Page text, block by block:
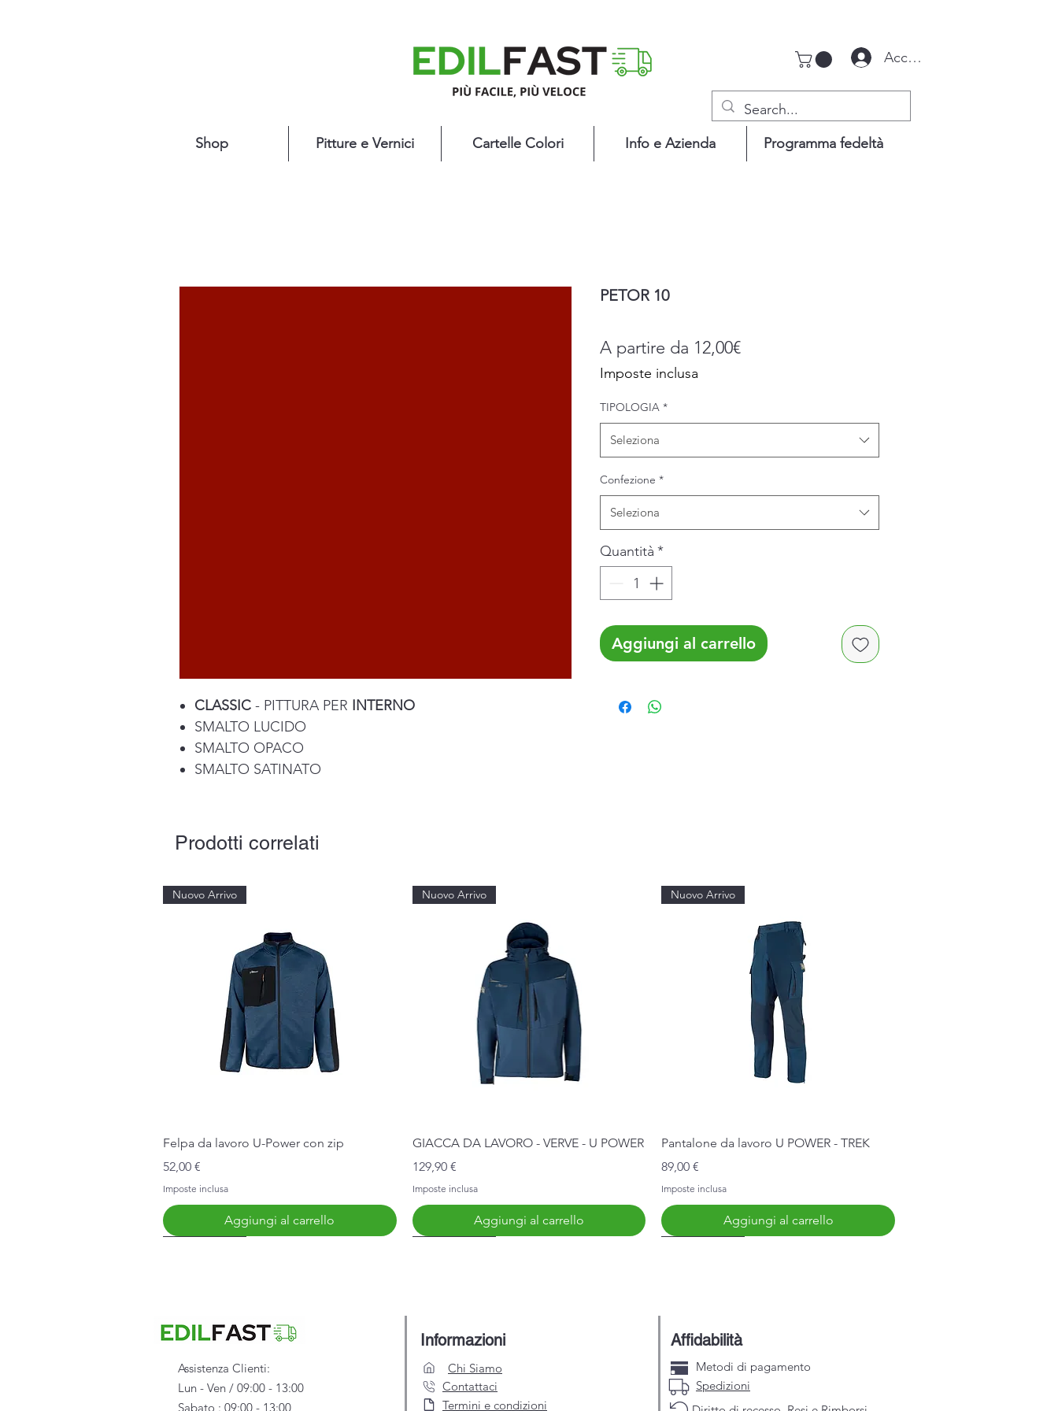
Accedi
Shop Pitture e Vernici Cartelle Colori Info e Azienda Programma fedeltà
CLASSIC - PITTURA PER INTERNO
SMALTO LUCIDO
SMALTO OPACO
SMALTO SATINATO
PETOR 10
A partire da 12,00€Prezzo
Imposte inclusa
TIPOLOGIA *
Seleziona
Confezione *
Seleziona
Quantità *
Aggiungi al carrello
Prodotti correlati
Vista rapida
Nuovo Arrivo
Felpa da lavoro U-Power con zip
Prezzo
52,00 €
Imposte inclusa
Aggiungi al carrello
Vista rapida
Nuovo Arrivo
GIACCA DA LAVORO - VERVE - U POWER
Prezzo
129,90 €
Imposte inclusa
Aggiungi al carrello
Vista rapida
Nuovo Arrivo
Pantalone da lavoro U POWER - TREK
Prezzo
89,00 €
Imposte inclusa
Aggiungi al carrello
Assistenza Clienti:
Lun - Ven / 09:00 - 13:00
Sabato : 09:00 - 13:00
Informazioni
Chi Siamo
Contattaci
Termini e condizioni
Affidabilità
Metodi di pagamento
Spedizioni